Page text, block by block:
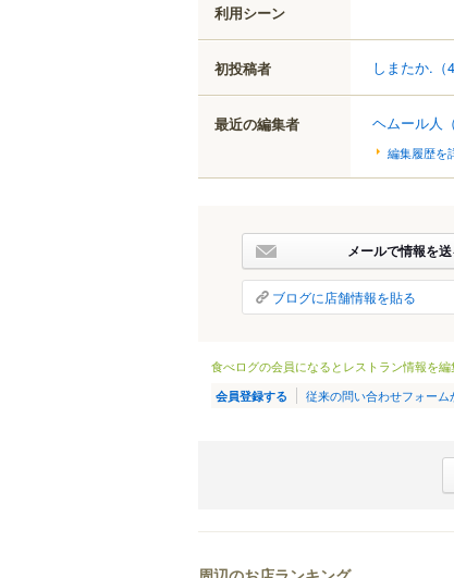
利用シーン
初投稿者 しまたか.
最近の編集者 ヘムール人
編集履歴を
メールで情報を
ブログに店舗情報を貼る
食べログの会員になるとレストラン情報を
会員登録する 従来の問い合わせフォーム